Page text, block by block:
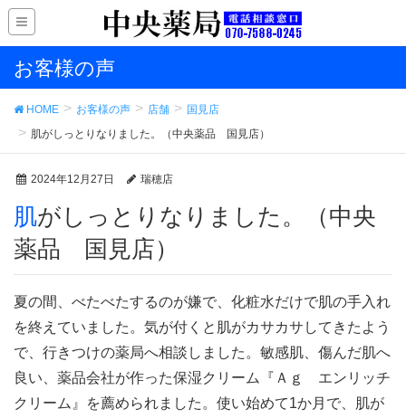
お客様の声
HOME お客様の声 店舗
国見店
肌がしっとりなりました。（中央薬品 国見店）
2024年12月27日 瑞穂店
肌がしっとりなりました。（中央
薬品 国見店）
夏の間、べたべたするのが嫌で、化粧水だけで肌の手入れ
を終えていました。気が付くと肌がカサカサしてきたよう
で、行きつけの薬局へ相談しました。敏感肌、傷んだ肌へ
良い、薬品会社が作った保湿クリーム『Ａｇ エンリッチ
クリーム』を薦められました。使い始めて1か月で、肌が